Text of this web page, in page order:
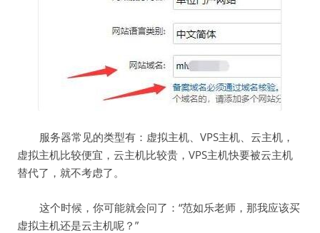
服务器常见的类型有：虚拟主机、VPS主机、云主机，
虚拟主机比较便宜，云主机比较贵，VPS主机快要被云主机
替代了，就不考虑了。
这个时候，你可能就会问了：“范如乐老师，那我应该买
虚拟主机还是云主机呢？”